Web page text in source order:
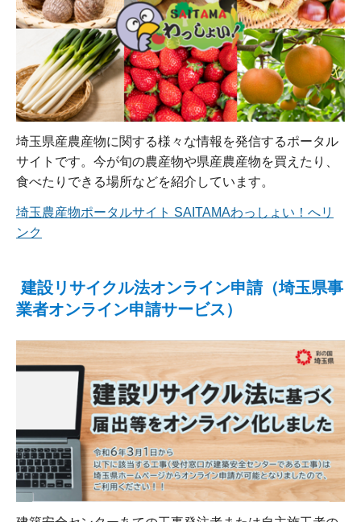
埼玉県産農産物に関する様々な情報を発信するポータル
サイトです。今が旬の農産物や県産農産物を買えたり、
食べたりできる場所などを紹介しています。
埼玉農産物ポータルサイト SAITAMAわっしょい！へリ
ンク
建設リサイクル法オンライン申請（埼玉県事
業者オンライン申請サービス）